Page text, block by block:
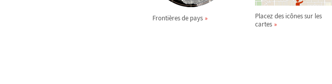
Frontières de pays
Placez des icônes sur les
cartes